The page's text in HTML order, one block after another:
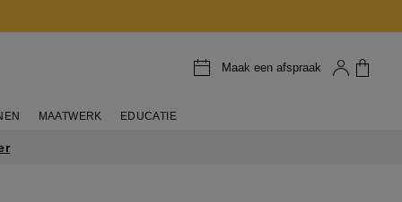
Maak een afspraak
MAATWERK EDUCATIE